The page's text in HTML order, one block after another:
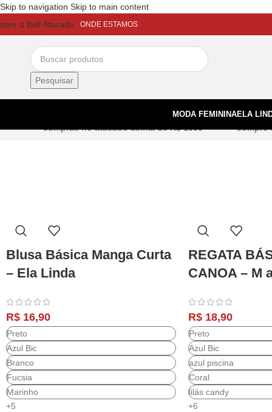
Skip to navigation Skip to main content
a Bell Atacado
ONDE ESTAMOS
Pesquisar
MODA FEMININAELA
compras no atacado acima de R$ 1000 compre
Blusa Básica Manga Curta
– Ela Linda
R$ 16,90
Preto
Azul Bic
Branco
Fucsia
Marinho
+5
REGATA
CANOA – M
R$ 18,90
Preto
Azul Bic
azul piscina
Coral
lilás candy
+6